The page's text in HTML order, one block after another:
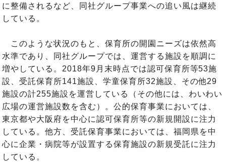
に整備されるなど、同社グループ事業への追い風は継続
している。
このような状況のもと、保育所の開園ニーズは依然高
水準であり、同社グループでは、運営する施設を順調に
増やしている。2018年9月末時点では認可保育所等53施
設、受託保育所141施設、学童保育所32施設、その他29
施設の計255施設を運営している（その他には、わいわい
広場の運営施設数を含む）。公的保育事業においては、
東京都や大阪府を中心に認可保育所等の新規開設に注力
している。他方、受託保育事業においては、福岡県を中
心に企業・病院等が設置する保育施設の新規受託に注力
している。